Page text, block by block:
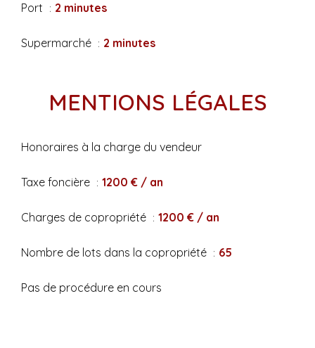
Port 2 minutes
Supermarché 2 minutes
MENTIONS LÉGALES
Honoraires à la charge du vendeur
Taxe foncière 1200 € / an
Charges de copropriété 1200 € / an
Nombre de lots dans la copropriété 65
Pas de procédure en cours